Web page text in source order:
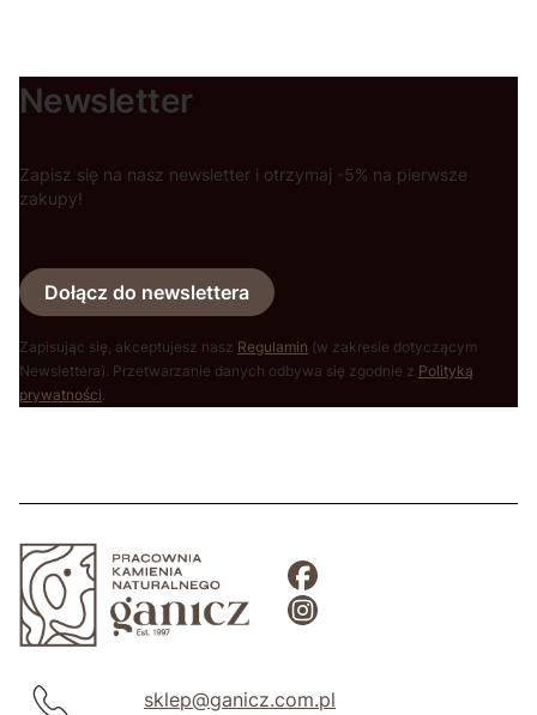
Newsletter
Zapisz się na nasz newsletter i otrzymaj -5% na pierwsze
zakupy!
Dołącz do newslettera
Zapisując się, akceptujesz nasz Regulamin (w zakresie dotyczącym
Newslettera). Przetwarzanie danych odbywa się zgodnie z Polityką
prywatności.
sklep@ganicz.com.pl